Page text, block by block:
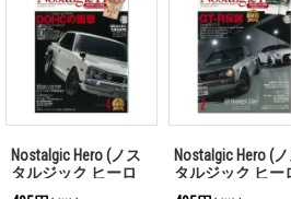
Nostalgic Hero (ノス
タルジック ヒーロ
ー) Vol. 186
Nostalgic Hero (
タルジック ヒー
ー) Vol. 185